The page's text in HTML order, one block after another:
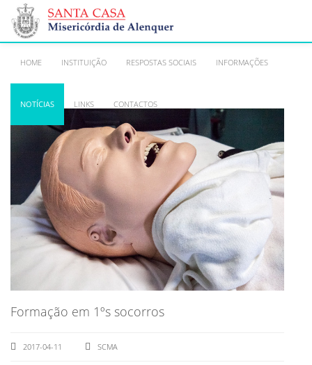
HOME INSTITUIÇÃO RESPOSTAS SOCIAIS INFORMAÇÕES
NOTÍCIAS LINKS CONTACTOS
Formação em 1ºs socorros
2017-04-11 SCMA